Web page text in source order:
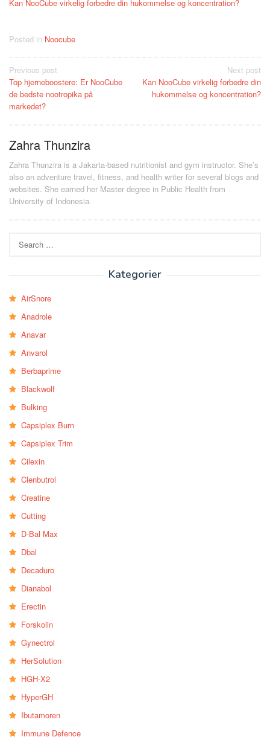
Kan NooCube virkelig forbedre din hukommelse og koncentration?
Posted in Noocube
Post
navigation
Previous post
Top hjerneboostere: Er NooCube
de bedste nootropika på
markedet?
Next post
Kan NooCube virkelig forbedre din
hukommelse og koncentration?
Zahra Thunzira
Zahra Thunzira is a Jakarta-based nutritionist and gym instructor. She’s
also an adventure travel, fitness, and health writer for several blogs and
websites. She earned her Master degree in Public Health from
University of Indonesia.
for:
Kategorier
AirSnore
Anadrole
Anavar
Anvarol
Berbaprime
Blackwolf
Bulking
Capsiplex Burn
Capsiplex Trim
Cilexin
Clenbutrol
Creatine
Cutting
D-Bal Max
Dbal
Decaduro
Dianabol
Erectin
Forskolin
Gynectrol
HerSolution
HGH-X2
HyperGH
Ibutamoren
Immune Defence